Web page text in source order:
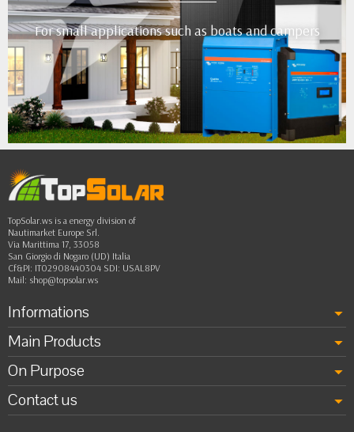
For small applications such as boats and campers
•
•
•
•
••
TopSolar.ws is a energy division of
Nautimarket Europe Srl.
Via Marittima 17, 33058
San Giorgio di Nogaro (UD) Italia
Cf&PI: IT02908440304 SDI: USAL8PV
Mail: shop@topsolar.ws
Informations
Main Products
On Purpose
Contact us